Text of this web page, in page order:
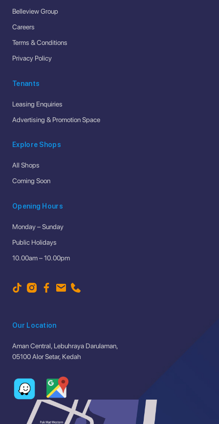
Belleview Group
Careers
Terms & Conditions
Privacy Policy
Tenants
Leasing Enquiries
Advertising & Promotion Space
Explore Shops
All Shops
Coming Soon
Opening Hours
Monday – Sunday
Public Holidays
10.00am – 10.00pm
Our Location
Aman Central, Lebuhraya Darulaman,
05100 Alor Setar, Kedah